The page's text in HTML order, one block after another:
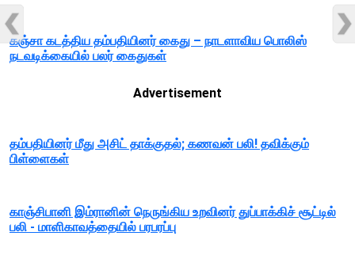
கஞ்சா கடத்திய தம்பதியினர் கைது – நாடளாவிய பொலிஸ்
நடவடிக்கையில் பலர் கைதுகள்
Advertisement
தம்பதியினர் மீது அசிட் தாக்குதல்; கணவன் பலி! தவிக்கும்
பிள்ளைகள்
காஞ்சிபானி இம்ரானின் நெருங்கிய உறவினர் துப்பாக்கிச் சூட்டில்
பலி - மாளிகாவத்தையில் பரபரப்பு